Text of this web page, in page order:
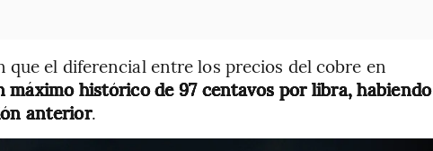
que el diferencial entre los precios del cobre en
máximo histórico de 97 centavos por libra, habiendo
anterior.